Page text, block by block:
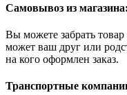
Самовывоз из магазина:
Вы можете забрать
может ваш друг или
на кого оформлен заказ.
Транспортные